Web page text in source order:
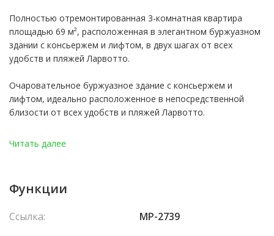
Полностью отремонтированная 3-комнатная квартира
площадью 69 м², расположенная в элегантном буржуазном
здании с консьержем и лифтом, в двух шагах от всех
удобств и пляжей Ларвотто.
Очаровательное буржуазное здание с консьержем и
лифтом, идеально расположенное в непосредственной
близости от всех удобств и пляжей Ларвотто.
Наполненная светом и отличающаяся высокими потолками,
эта очаровательная 3-комнатная квартира площадью 65 м²
открытого типа, выходящей на большой балкон, двух
Читать далее
Функции
Ссылка:
MP-2739